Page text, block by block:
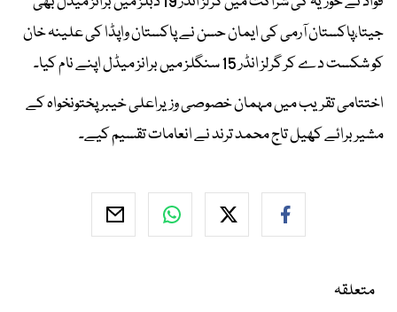
جیتا،پاکستان آرمی کی ایمان حسن نے پاکستان واپڈا کی علینہ خان
کو شکست دے کر گرلز انڈر 15 سنگلز میں برانز میڈل اپنے نام کیا۔
اختتامی تقریب میں مہمان خصوصی وزیراعلی خیبر پختونخواہ کے
مشیر برائے کھیل تاج محمد ترند نے انعامات تقسیم کیے۔
متعلقہ